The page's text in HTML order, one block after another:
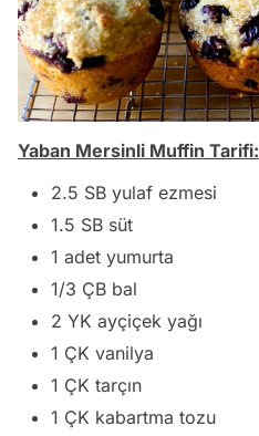
Yaban Mersinli Muffin Tarifi:
2.5 SB yulaf ezmesi
1.5 SB süt
1 adet yumurta
1/3 ÇB bal
2 YK ayçiçek yağı
1 ÇK vanilya
1 ÇK tarçın
1 ÇK kabartma tozu